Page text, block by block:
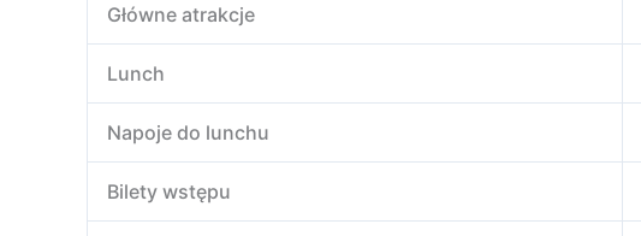
Główne atrakcje
Lunch
Napoje do lunchu
Bilety wstępu